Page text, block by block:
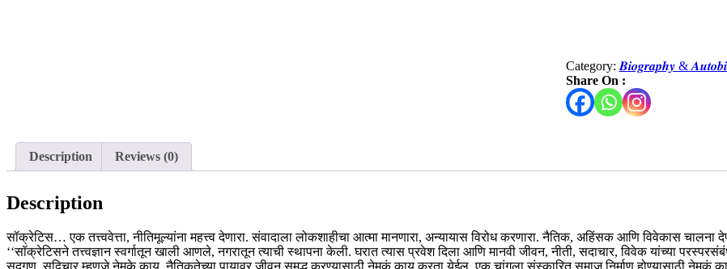
Category: 𝑩𝒊𝒐𝒈𝒓𝒂𝒑𝒉𝒚 &
Share On :
Description Reviews (0)
Description
सॉक्रेटिस… एक तत्त्ववेत्ता, नीतिमूल्यांना महत्त्व देणारा. संवादाला लोकशाहीचा आत्मा मानणारा, अन्यायास विरोध करणारा. नैतिक, अहिंसक आणि विवेकास चालना
‘‘सॉक्रेटिसने तत्त्वज्ञान स्वर्गातून खाली आणले, नगरातून त्याची स्थापना केली. घरात त्यास प्रवेश दिला आणि मानवी जीवन, नीती, सदाचार, विवेक यांच्या